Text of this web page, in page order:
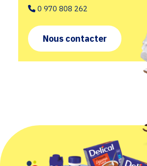
0 970 808 262
Nous contacter